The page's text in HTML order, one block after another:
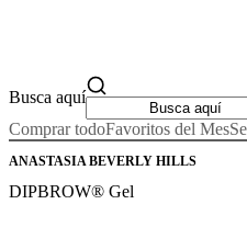
Busca aquí
Comprar todoFavoritos del Mes
ANASTASIA BEVERLY HILLS
DIPBROW® Gel